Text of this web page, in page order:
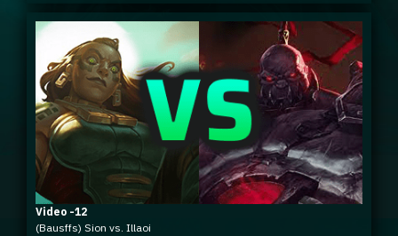
Video -12
(Bausffs) Sion vs. Illaoi